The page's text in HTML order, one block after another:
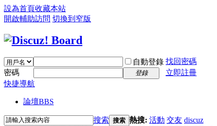
設為首頁收藏本站
開啟輔助訪問 切換到窄版
自動登錄 找回密碼
密碼
登錄
立即註冊
快捷導航
論壇BBS
搜索 搜索 熱搜: 活動 交友 discuz